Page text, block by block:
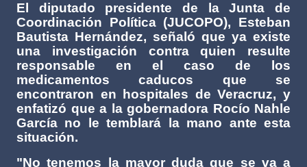
El diputado presidente de la Junta de
Coordinación Política (JUCOPO), Esteban
Bautista Hernández, señaló que ya existe
una investigación contra quien resulte
responsable en el caso de los
medicamentos caducos que se
encontraron en hospitales de Veracruz, y
enfatizó que a la gobernadora Rocío Nahle
García no le temblará la mano ante esta
situación.
"No tenemos la mayor duda que se va a